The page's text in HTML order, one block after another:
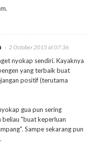
2 October 2015 at 07:36
nyokap sendiri. Kayaknya
yang terbaik buat
positif (terutama
gua pun sering
"buat keperluan
Sampe sekarang pun